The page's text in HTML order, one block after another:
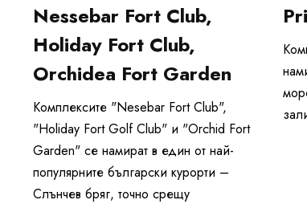
Nessebar Fort Club,
Holiday Fort Club,
Orchidea Fort Garden
Комплексите "Nesebar Fort Club",
"Holiday Fort Golf Club" и "Orchid Fort
Garden" се намират в един от най-
популярните български курорти –
Слънчев бряг, точно срещу